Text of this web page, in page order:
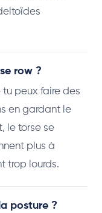
row ?
peux faire des
en gardant le
le torse se
plus à
trop lourds.
posture ?